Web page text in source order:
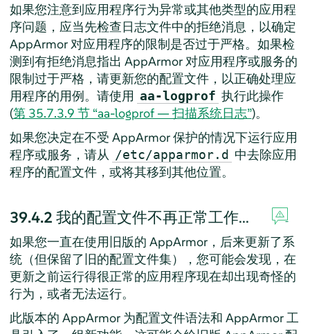
如果您注意到应用程序行为异常或其他类型的应用程
序问题，应当先检查日志文件中的拒绝消息，以确定
AppArmor对应用程序的限制是否过于严格。如果检
测到有拒绝消息指出 AppArmor对应用程序或服务的
限制过于严格，请更新您的配置文件，以正确处理应
用程序的用例。请使用 aa-logprof 执行此操作
(第 35.7.3.9 节 “aa-logprof — 扫描系统日志”)。
如果您决定在不受 AppArmor保护的情况下运行应用
程序或服务，请从 /etc/apparmor.d 中去除应用
程序的配置文件，或将其移到其他位置。
39.4.2 我的配置文件不再正常工作...
如果您一直在使用旧版的 AppArmor，后来更新了系
统（但保留了旧的配置文件集），您可能会发现，在
更新之前运行得很正常的应用程序现在却出现奇怪的
行为，或者无法运行。
此版本的 AppArmor为配置文件语法和 AppArmor工